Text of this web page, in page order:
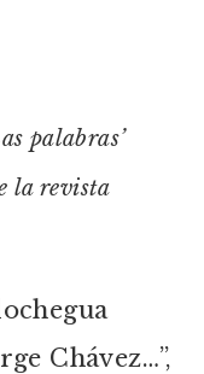
palabras’
la revista
Chávez…”,